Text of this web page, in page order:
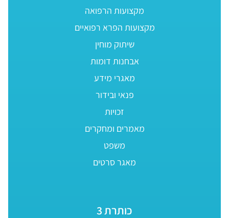
מקצועות הרפואה
מקצועות הפרא רפואיים
שיתוק מוחין
אבחנות דומות
מאגרי מידע
פנאי ובידור
זכויות
מאמרים ומחקרים
משפט
מאגר סרטים
כותרת 3